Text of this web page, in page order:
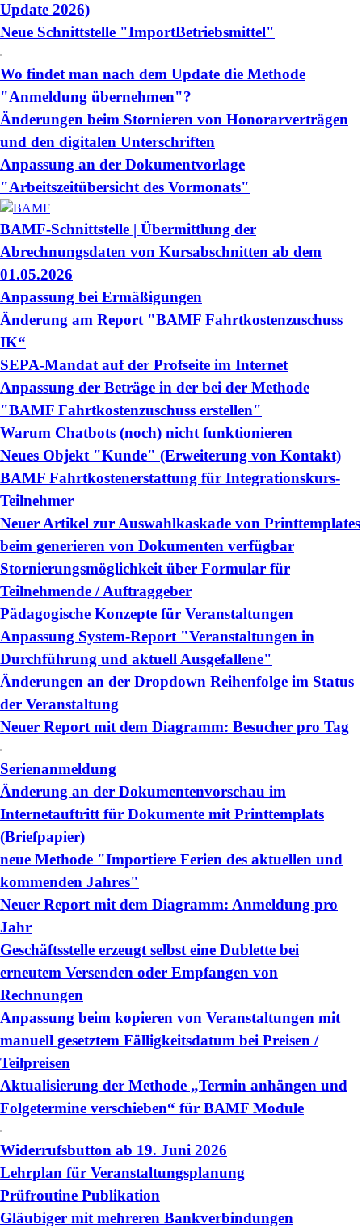
Update 2026)
Neue Schnittstelle "ImportBetriebsmittel"
Wo findet man nach dem Update die Methode
"Anmeldung übernehmen"?
Änderungen beim Stornieren von Honorarverträgen
und den digitalen Unterschriften
Anpassung an der Dokumentvorlage
"Arbeitszeitübersicht des Vormonats"
BAMF-Schnittstelle | Übermittlung der
Abrechnungsdaten von Kursabschnitten ab dem
01.05.2026
Anpassung bei Ermäßigungen
Änderung am Report "BAMF Fahrtkostenzuschuss
IK“
SEPA-Mandat auf der Profseite im Internet
Anpassung der Beträge in der bei der Methode
"BAMF Fahrtkostenzuschuss erstellen"
Warum Chatbots (noch) nicht funktionieren
Neues Objekt "Kunde" (Erweiterung von Kontakt)
BAMF Fahrtkostenerstattung für Integrationskurs-
Teilnehmer
Neuer Artikel zur Auswahlkaskade von Printtemplates
beim generieren von Dokumenten verfügbar
Stornierungsmöglichkeit über Formular für
Teilnehmende / Auftraggeber
Pädagogische Konzepte für Veranstaltungen
Anpassung System-Report "Veranstaltungen in
Durchführung und aktuell Ausgefallene"
Änderungen an der Dropdown Reihenfolge im Status
der Veranstaltung
Neuer Report mit dem Diagramm: Besucher pro Tag
Serienanmeldung
Änderung an der Dokumentenvorschau im
Internetauftritt für Dokumente mit Printtemplats
(Briefpapier)
neue Methode "Importiere Ferien des aktuellen und
kommenden Jahres"
Neuer Report mit dem Diagramm: Anmeldung pro
Jahr
Geschäftsstelle erzeugt selbst eine Dublette bei
erneutem Versenden oder Empfangen von
Rechnungen
Anpassung beim kopieren von Veranstaltungen mit
manuell gesetztem Fälligkeitsdatum bei Preisen /
Teilpreisen
Aktualisierung der Methode „Termin anhängen und
Folgetermine verschieben“ für BAMF Module
Widerrufsbutton ab 19. Juni 2026
Lehrplan für Veranstaltungsplanung
Prüfroutine Publikation
Gläubiger mit mehreren Bankverbindungen